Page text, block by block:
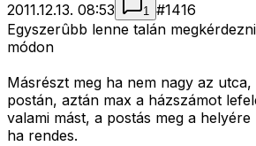
2011.12.13. 08:53 1 #1416
Egyszerûbb lenne talán
módon
Másrészt meg ha nem nagy az
postán, aztán max a házszámot
valami mást, a postás meg a
ha rendes.